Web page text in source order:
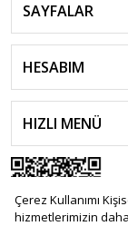
Çerez Kullanımı
hizmetlerimizin
SAYFALAR
HESABIM
HIZLI MENÜ